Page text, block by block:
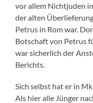
vor allem Nichtjuden
der alten
Petrus in Rom war.
Botschaft von Petrus
war sicherlich der
Berichts.
Sich selbst hat er in
Als hier alle Jünger